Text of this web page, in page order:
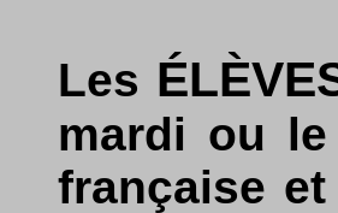
Les
mardi ou
française